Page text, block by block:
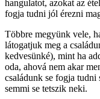
hangulatot, azokat az
fogja tudni jól érezni
Többre megyünk vele,
látogatjuk meg a
kedvesünké), mint ha
oda, ahová nem akar
családunk se fogja tudni
semmi se tetszik neki.